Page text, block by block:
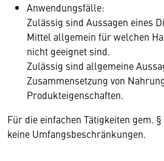
Anwendungsfälle:
Zulässig sind Aussagen eines
Mittel allgemein für welchen
nicht geeignet sind.
Zulässig sind allgemeine
Zusammensetzung von
Produkteigenschaften.
Für die einfachen Tätigkeiten gem. §
keine Umfangsbeschränkungen.